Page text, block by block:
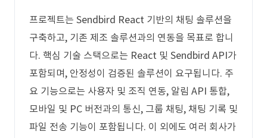
프로젝트는 Sendbird React 기반의 채팅 솔루션을
구축하고, 기존 제조 솔루션과의 연동을 목표로 합니
다. 핵심 기술 스택으로는 React 및 Sendbird API가
포함되며, 안정성이 검증된 솔루션이 요구됩니다. 주
요 기능으로는 사용자 및 조직 연동, 알림 API 통합,
모바일 및 PC 버전과의 통신, 그룹 채팅, 채팅 기록 및
파일 전송 기능이 포함됩니다. 이 외에도 여러 회사가